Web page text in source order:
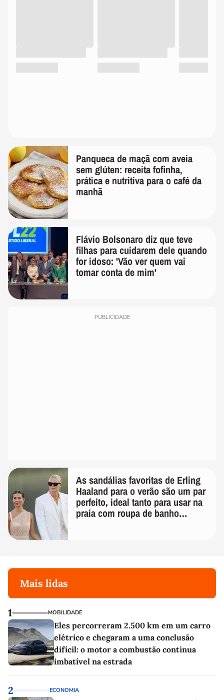
Panqueca de maçã com aveia
sem glúten: receita fofinha,
prática e nutritiva para o café da
manhã
Flávio Bolsonaro diz que teve
filhas para cuidarem dele quando
for idoso: 'Vão ver quem vai
tomar conta de mim'
PUBLICIDADE
As sandálias favoritas de Erling
Haaland para o verão são um par
perfeito, ideal tanto para usar na
praia com roupa de banho
Mais lidas
1 MOBILIDADE
Eles percorreram 2.500 km em um carro
elétrico e chegaram a uma conclusão
difícil: o motor a combustão continua
imbatível na estrada
2 ECONOMIA